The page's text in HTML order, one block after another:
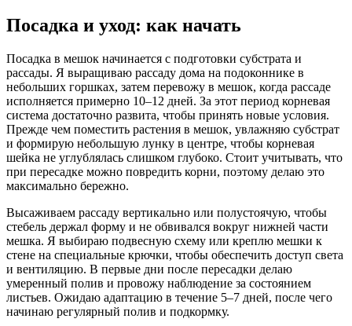
Посадка и уход: как начать
Посадка в мешок начинается с подготовки субстрата и
рассады. Я выращиваю рассаду дома на подоконнике в
небольших горшках, затем перевожу в мешок, когда рассаде
исполняется примерно 10–12 дней. За этот период корневая
система достаточно развита, чтобы принять новые условия.
Прежде чем поместить растения в мешок, увлажняю субстрат
и формирую небольшую лунку в центре, чтобы корневая
шейка не углублялась слишком глубоко. Стоит учитывать, что
при пересадке можно повредить корни, поэтому делаю это
максимально бережно.
Высаживаем рассаду вертикально или полустоячую, чтобы
стебель держал форму и не обвивался вокруг нижней части
мешка. Я выбираю подвесную схему или креплю мешки к
стене на специальные крючки, чтобы обеспечить доступ света
и вентиляцию. В первые дни после пересадки делаю
умеренный полив и провожу наблюдение за состоянием
листьев. Ожидаю адаптацию в течение 5–7 дней, после чего
начинаю регулярный полив и подкормку.